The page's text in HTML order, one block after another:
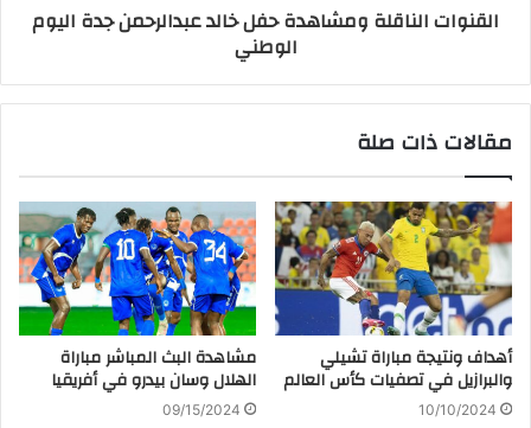
القنوات الناقلة ومشاهدة حفل خالد عبدالرحمن جدة اليوم
الوطني
مقالات ذات صلة
أهداف ونتيجة مباراة تشيلي
والبرازيل في تصفيات كأس العالم
10/10/2024
مشاهدة البث المباشر مباراة
الهلال وسان بيدرو في أفريقيا
09/15/2024